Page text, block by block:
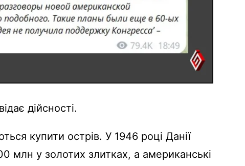
дійсності.
купити острів. У 1946 році Данії
млн у золотих злитках, а американські